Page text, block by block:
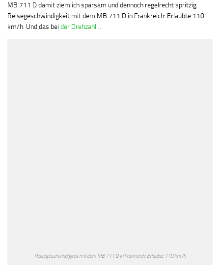
MB 711 D damit ziemlich sparsam und dennoch regelrecht spritzig.
Reisegeschwindigkeit mit dem MB 711 D in Frankreich: Erlaubte 110
km/h. Und das bei der Drehzahl…
Reisegeschwindigkeit mit dem MB 711 D in Frankreich: Erlaubte 110 km/h